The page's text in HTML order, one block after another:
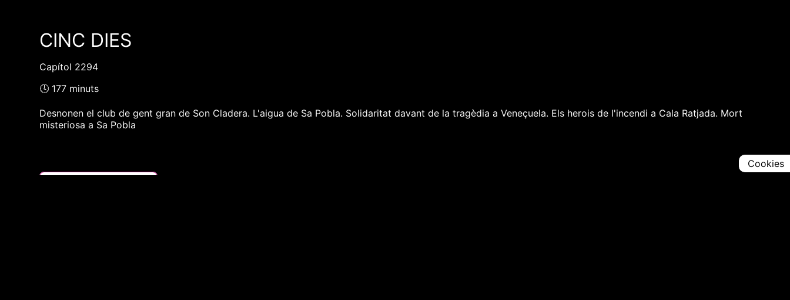
CINC DIES
Capítol 2294
🕓 177 minuts
Desnonen el club de gent gran de Son Cladera. L'aigua de Sa Pobla. Solidaritat davant de la tragèdia a Veneçuela. Els herois de l'incendi a Cala Ratjada. Mort
misteriosa a Sa Pobla
Cookies